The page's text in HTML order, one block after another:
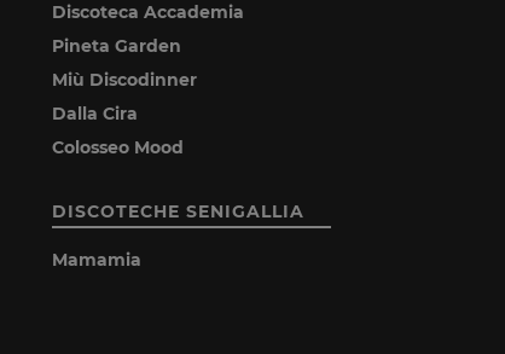
Discoteca Accademia
Pineta Garden
Miù Discodinner
Dalla Cira
Colosseo Mood
DISCOTECHE SENIGALLIA
Mamamia